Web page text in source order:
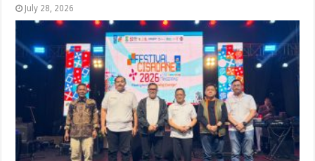
July 28, 2026